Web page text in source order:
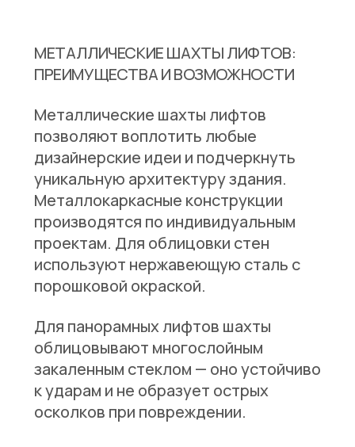
МЕТАЛЛИЧЕСКИЕ ШАХТЫ ЛИФТОВ:
ПРЕИМУЩЕСТВА И ВОЗМОЖНОСТИ
Металлические шахты лифтов
позволяют воплотить любые
дизайнерские идеи и подчеркнуть
уникальную архитектуру здания.
Металлокаркасные конструкции
производятся по индивидуальным
проектам. Для облицовки стен
используют нержавеющую сталь с
порошковой окраской.
Для панорамных лифтов шахты
облицовывают многослойным
закаленным стеклом — оно устойчиво
к ударам и не образует острых
осколков при повреждении.